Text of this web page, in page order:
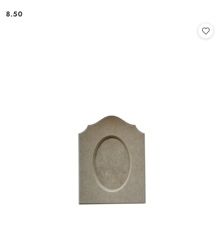
Cena:
8.50